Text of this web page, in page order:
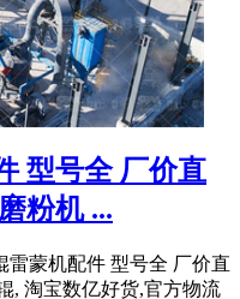
型号全 厂价直
粉机 ...
蒙机配件 型号全 厂价直
, 淘宝数亿好货,官方物流